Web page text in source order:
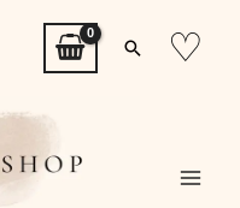
Zoeken
♡